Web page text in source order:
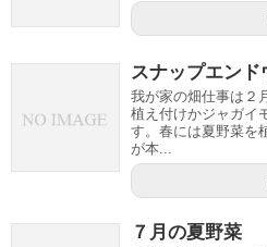
スナップエン
我が家の畑仕事は２
植え付けかジャガイ
す。春には夏野菜を
が本...
７月の夏野菜